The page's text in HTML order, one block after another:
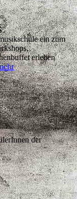
ein zum
erleben
der